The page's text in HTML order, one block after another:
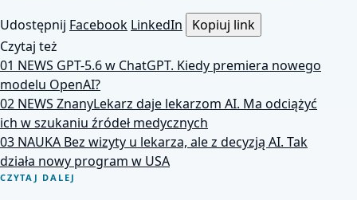
Udostępnij Facebook LinkedIn
Kopiuj link
Czytaj też
01 NEWS GPT-5.6 w ChatGPT. Kiedy premiera nowego
modelu OpenAI?
02 NEWS ZnanyLekarz daje lekarzom AI. Ma odciążyć
ich w szukaniu źródeł medycznych
03 NAUKA Bez wizyty u lekarza, ale z decyzją AI. Tak
działa nowy program w USA
CZYTAJ DALEJ